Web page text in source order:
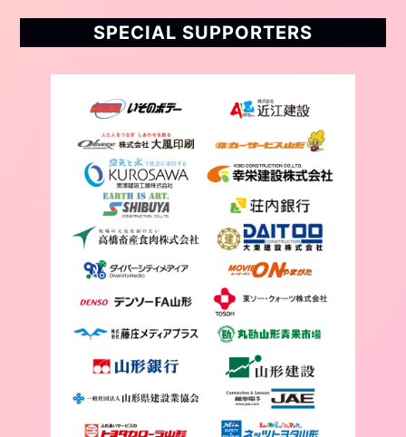
SPECIAL SUPPORTERS